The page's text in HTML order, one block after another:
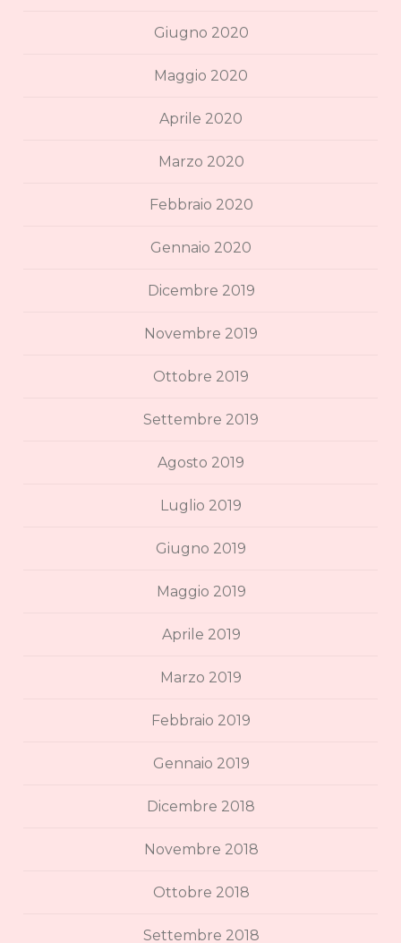
Giugno 2020
Maggio 2020
Aprile 2020
Marzo 2020
Febbraio 2020
Gennaio 2020
Dicembre 2019
Novembre 2019
Ottobre 2019
Settembre 2019
Agosto 2019
Luglio 2019
Giugno 2019
Maggio 2019
Aprile 2019
Marzo 2019
Febbraio 2019
Gennaio 2019
Dicembre 2018
Novembre 2018
Ottobre 2018
Settembre 2018